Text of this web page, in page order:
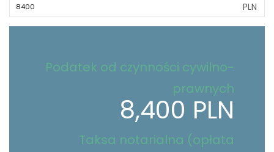
PLN
Podatek od czynności cywilno-
prawnych
8,400 PLN
Taksa notarialna (opłata